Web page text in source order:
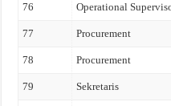
76 Operational
77 Procurement
78 Procurement
79 Sekretaris